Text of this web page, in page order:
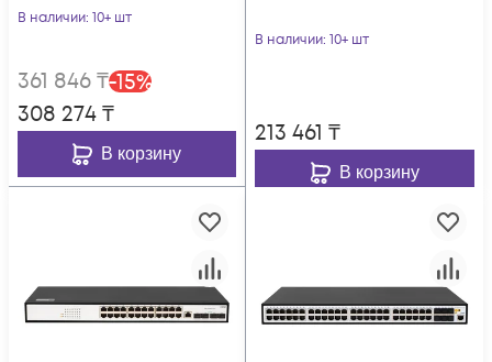
В наличии: 10+ шт
361 846₸-15%
308 274₸
В корзину
В наличии: 10+ шт
213 461 ₸
В корзину